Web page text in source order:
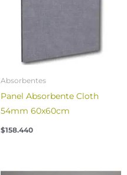
Absorbentes
Panel Absorbente Cloth
54mm 60x60cm
$158.440